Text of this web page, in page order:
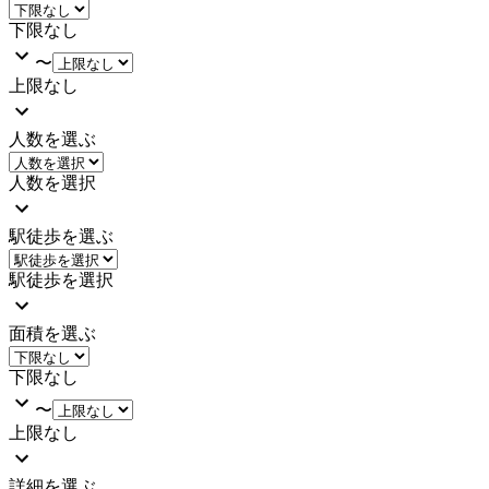
下限なし
〜
上限なし
人数を選ぶ
人数を選択
駅徒歩を選ぶ
駅徒歩を選択
面積を選ぶ
下限なし
〜
上限なし